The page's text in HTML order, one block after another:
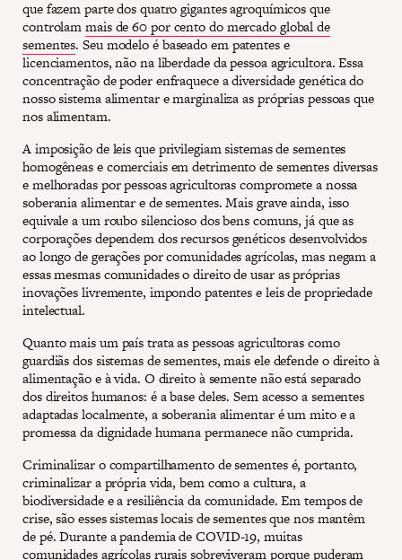
que fazem parte dos quatro gigantes agroquímicos que
controlammais de 60 por cento do mercado global de
sementes. Seu modelo é baseado em patentes e
licenciamentos, não na liberdade da pessoa agricultora. Essa
concentração de poder enfraquece a diversidade genética do
nosso sistema alimentar e marginaliza as próprias pessoas que
nos alimentam.
A imposição de leis que privilegiam sistemas de sementes
homogêneas e comerciais em detrimento de sementes diversas
e melhoradas por pessoas agricultoras compromete a nossa
soberania alimentar e de sementes. Mais grave ainda, isso
equivale a um roubo silencioso dos bens comuns, já que as
corporações dependem dos recursos genéticos desenvolvidos
ao longo de gerações por comunidades agrícolas, mas negam a
essas mesmas comunidades o direito de usar as próprias
inovações livremente, impondo patentes e leis de propriedade
intelectual.
Quanto mais um país trata as pessoas agricultoras como
guardiãs dos sistemas de sementes, mais ele defende o direito à
alimentação e à vida. O direito à semente não está separado
dos direitos humanos: é a base deles. Sem acesso a sementes
adaptadas localmente, a soberania alimentar é um mito e a
promessa da dignidade humana permanece não cumprida.
Criminalizar o compartilhamento de sementes é, portanto,
criminalizar a própria vida, bem como a cultura, a
biodiversidade e a resiliência da comunidade. Em tempos de
crise, são esses sistemas locais de sementes que nos mantêm
de pé. Durante a pandemia de COVID-19, muitas
comunidades agrícolas rurais sobreviveram porque puderam